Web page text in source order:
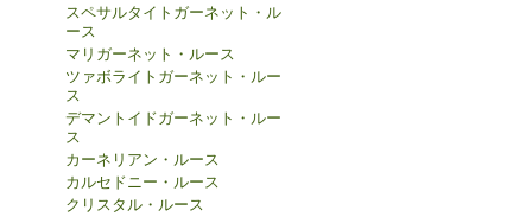
スペサルタイトガーネット・ル
ース
マリガーネット・ルース
ツァボライトガーネット・ルー
ス
デマントイドガーネット・ルー
ス
カーネリアン・ルース
カルセドニー・ルース
クリスタル・ルース